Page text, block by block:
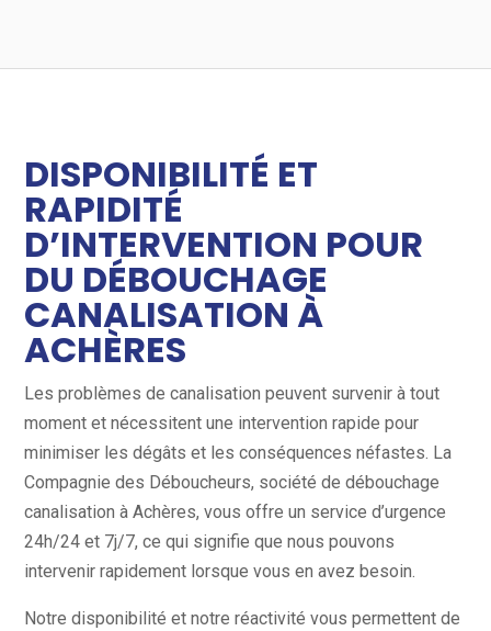
DISPONIBILITÉ ET
RAPIDITÉ
D’INTERVENTION POUR
DU DÉBOUCHAGE
CANALISATION À
ACHÈRES
Les problèmes de canalisation peuvent survenir à tout
moment et nécessitent une intervention rapide pour
minimiser les dégâts et les conséquences néfastes. La
Compagnie des Déboucheurs, société de débouchage
canalisation à Achères, vous offre un service d’urgence
24h/24 et 7j/7, ce qui signifie que nous pouvons
intervenir rapidement lorsque vous en avez besoin.
Notre disponibilité et notre réactivité vous permettent de